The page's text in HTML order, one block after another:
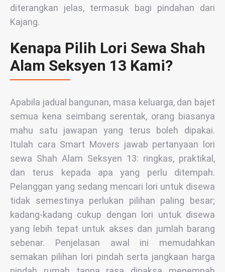
diterangkan jelas, termasuk bagi pindahan dari
Kajang.
Kenapa Pilih Lori Sewa Shah
Alam Seksyen 13 Kami?
Apabila jadual bangunan, masa keluarga, dan bajet
semua kena seimbang serentak, orang biasanya
mahu satu jawapan yang terus boleh dipakai.
Itulah cara Smart Movers jawab pertanyaan lori
sewa Shah Alam Seksyen 13: ringkas, praktikal,
dan terus kepada apa yang perlu ditempah.
Pelanggan yang sedang mencari lori untuk disewa
tidak semestinya perlukan pilihan paling besar;
kadang-kadang cukup dengan lori untuk disewa
yang lebih tepat untuk akses dan jumlah barang
sebenar. Penjelasan awal ini memudahkan
semakan pilihan lori pindah serta jangkaan harga